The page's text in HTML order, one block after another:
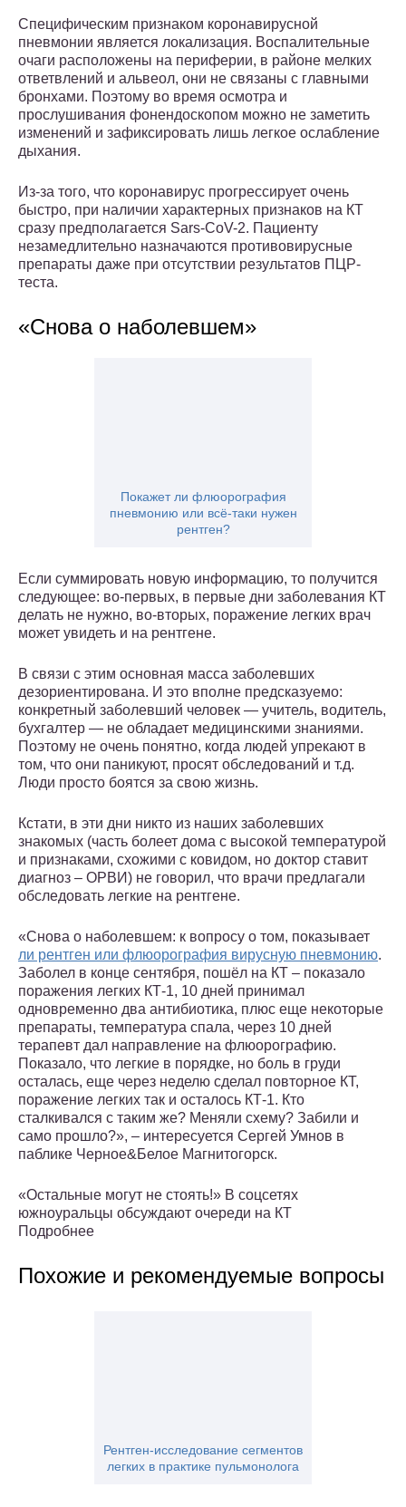
Специфическим признаком коронавирусной
пневмонии является локализация. Воспалительные
очаги расположены на периферии, в районе мелких
ответвлений и альвеол, они не связаны с главными
бронхами. Поэтому во время осмотра и
прослушивания фонендоскопом можно не заметить
изменений и зафиксировать лишь легкое ослабление
дыхания.
Из-за того, что коронавирус прогрессирует очень
быстро, при наличии характерных признаков на КТ
сразу предполагается Sars-CoV-2. Пациенту
незамедлительно назначаются противовирусные
препараты даже при отсутствии результатов ПЦР-
теста.
«Снова о наболевшем»
Покажет ли флюорография
пневмонию или всё-таки нужен
рентген?
Если суммировать новую информацию, то получится
следующее: во-первых, в первые дни заболевания КТ
делать не нужно, во-вторых, поражение легких врач
может увидеть и на рентгене.
В связи с этим основная масса заболевших
дезориентирована. И это вполне предсказуемо:
конкретный заболевший человек — учитель, водитель,
бухгалтер — не обладает медицинскими знаниями.
Поэтому не очень понятно, когда людей упрекают в
том, что они паникуют, просят обследований и т.д.
Люди просто боятся за свою жизнь.
Кстати, в эти дни никто из наших заболевших
знакомых (часть болеет дома с высокой температурой
и признаками, схожими с ковидом, но доктор ставит
диагноз – ОРВИ) не говорил, что врачи предлагали
обследовать легкие на рентгене.
«Снова о наболевшем: к вопросу о том, показывает
ли рентген или флюорография вирусную пневмонию.
Заболел в конце сентября, пошёл на КТ – показало
поражения легких КТ-1, 10 дней принимал
одновременно два антибиотика, плюс еще некоторые
препараты, температура спала, через 10 дней
терапевт дал направление на флюорографию.
Показало, что легкие в порядке, но боль в груди
осталась, еще через неделю сделал повторное КТ,
поражение легких так и осталось КТ-1. Кто
сталкивался с таким же? Меняли схему? Забили и
само прошло?», – интересуется Сергей Умнов в
паблике Черное&Белое Магнитогорск.
«Остальные могут не стоять!» В соцсетях
южноуральцы обсуждают очереди на КТ
Подробнее
Похожие и рекомендуемые вопросы
Рентген-исследование сегментов
легких в практике пульмонолога